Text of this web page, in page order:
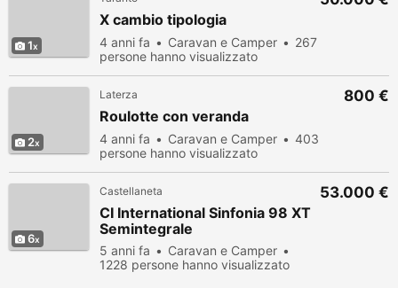
1
X cambio tipologia
4 anni fa Caravan e Camper
267
persone hanno visualizzato
2
Laterza
Roulotte con veranda
4 anni fa Caravan e Camper
403
persone hanno visualizzato
800 €
6
Castellaneta
CI International Sinfonia 98 XT
Semintegrale
5 anni fa
Caravan e Camper
1228 persone hanno visualizzato
53.000 €